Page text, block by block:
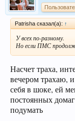
Patrisha сказал(а): ↑
У всех по-разному.
Но если ПМС
Насчет траха,
вечером трахаю,
себя в шоке, ей
постоянных
подумать